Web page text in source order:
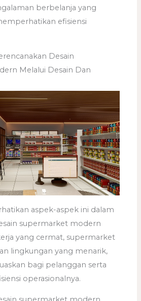
berbelanja yang
efisiensi
Desain
Melalui Desain Dan
aspek-aspek ini dalam
supermarket modern
yang cermat, supermarket
lingkungan yang menarik,
bagi pelanggan serta
operasionalnya.